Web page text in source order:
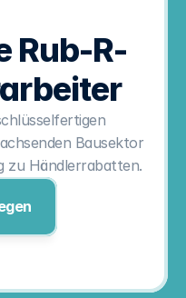
Rub-R-
Bausektor
zu Händlerrabatten.